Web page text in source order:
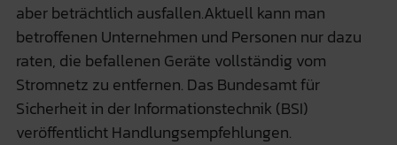
aber beträchtlich ausfallen.Aktuell kann man
betroffenen Unternehmen und Personen nur dazu
raten, die befallenen Geräte vollständig vom
Stromnetz zu entfernen. Das Bundesamt für
Sicherheit in der Informationstechnik (BSI)
veröffentlicht Handlungsempfehlungen.